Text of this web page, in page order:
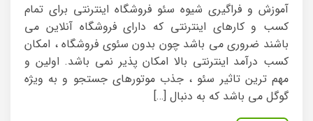
آموزش و فراگیری شیوه سئو فروشگاه اینترنتی برای تمام
کسب و کارهای اینترنتی که دارای فروشگاه آنلاین می
باشند ضروری می باشد چون بدون سئوی فروشگاه ، امکان
کسب درآمد اینترنتی بالا امکان پذیر نمی باشد. اولین و
مهم ترین تاثیر سئو ، جذب موتورهای جستجو و به ویژه
گوگل می باشد که به دنبال […]